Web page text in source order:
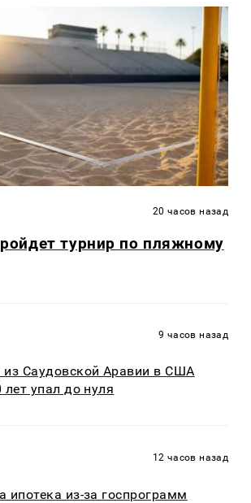
20 часов назад
турнир по пляжному
9 часов назад
из Саудовской Аравии в США
упал до нуля
12 часов назад
ипотека из-за госпрограмм